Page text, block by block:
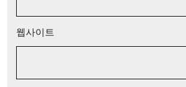
웹사이트